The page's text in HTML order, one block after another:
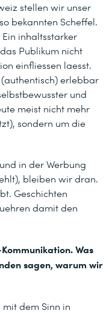
stellen wir unser
bekannten Scheffel.
inhaltsstarker
Publikum nicht
einfliessen laesst.
erlebbar
und
meist nicht mehr
sondern um die
in der Werbung
bleiben wir dran.
Geschichten
damit den
Was
sagen, warum wir
mit dem Sinn in